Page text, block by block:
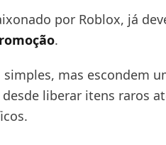
por Roblox, já
.
simples, mas escondem
desde liberar itens raros